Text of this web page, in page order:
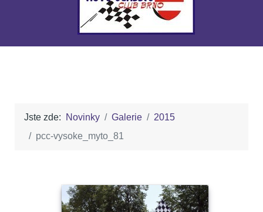
Jste zde: Novinky Galerie
2015
pcc-vysoke_myto_81